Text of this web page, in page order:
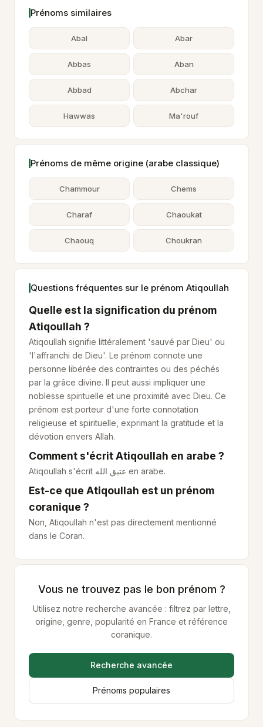
Prénoms similaires
Abal Abar
Abbas Aban
Abbad Abchar
Hawwas Ma'rouf
Prénoms de même origine (arabe classique)
Chammour Chems
Charaf Chaoukat
Chaouq Choukran
Questions fréquentes sur le prénom Atiqoullah
Quelle est la signification du prénom
Atiqoullah ?
Atiqoullah signifie littéralement 'sauvé par Dieu' ou
'l'affranchi de Dieu'. Le prénom connote une
personne libérée des contraintes ou des péchés
par la grâce divine. Il peut aussi impliquer une
noblesse spirituelle et une proximité avec Dieu. Ce
prénom est porteur d'une forte connotation
religieuse et spirituelle, exprimant la gratitude et la
dévotion envers Allah.
Comment s'écrit Atiqoullah en arabe ?
Atiqoullah s'écrit عتيق الله en arabe.
Est-ce que Atiqoullah est un prénom
coranique ?
Non, Atiqoullah n'est pas directement mentionné
dans le Coran.
Vous ne trouvez pas le bon prénom ?
Utilisez notre recherche avancée : filtrez par lettre,
origine, genre, popularité en France et référence
coranique.
Recherche avancée
Prénoms populaires